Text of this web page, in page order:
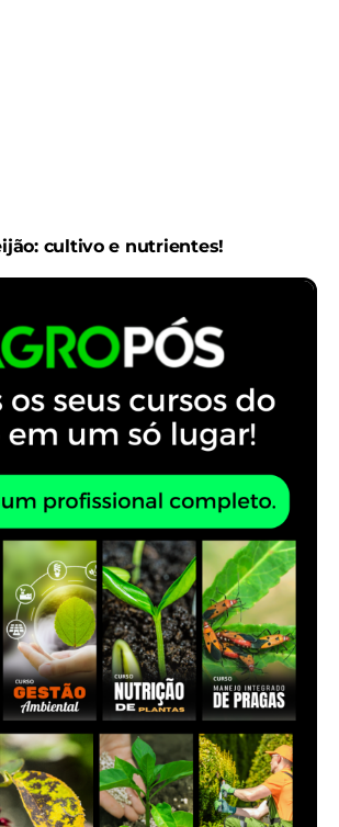
cultivo e nutrientes!